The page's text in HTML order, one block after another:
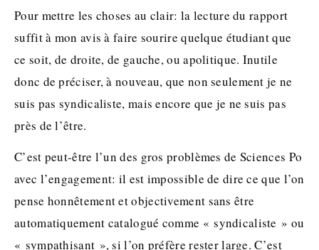
Pour mettre les choses au clair: la lecture du rapport
suffit à mon avis à faire sourire quelque étudiant que
ce soit, de droite, de gauche, ou apolitique. Inutile
donc de préciser, à nouveau, que non seulement je ne
suis pas syndicaliste, mais encore que je ne suis pas
près de l’être.
C’est peut-être l’un des gros problèmes de Sciences Po
avec l’engagement: il est impossible de dire ce que l’on
pense honnêtement et objectivement sans être
automatiquement catalogué comme « syndicaliste » ou
« sympathisant », si l’on préfère rester large. C’est